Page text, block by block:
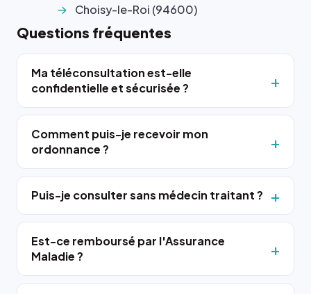
Choisy-le-Roi (94600)
Questions fréquentes
Ma téléconsultation est-elle
confidentielle et sécurisée ?
Comment puis-je recevoir mon
ordonnance ?
Puis-je consulter sans médecin traitant ?
Est-ce remboursé par l'Assurance
Maladie ?